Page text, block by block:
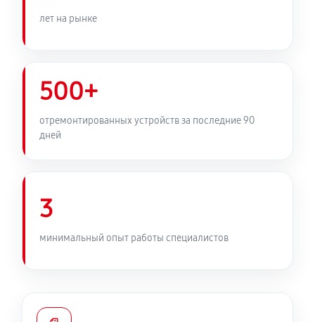
лет на рынке
500+
отремонтированных устройств за последние 90
дней
3
минимальный опыт работы специалистов